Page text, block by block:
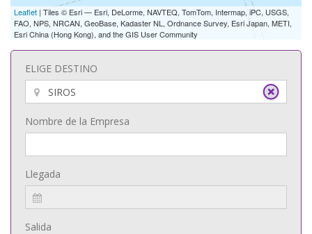
Leaflet | Tiles © Esri — Esri, DeLorme, NAVTEQ, TomTom, Intermap, iPC, USGS,
FAO, NPS, NRCAN, GeoBase, Kadaster NL, Ordnance Survey, Esri Japan, METI,
Esri China (Hong Kong), and the GIS User Community
ELIGE DESTINO
Nombre de la Empresa
Llegada
Salida